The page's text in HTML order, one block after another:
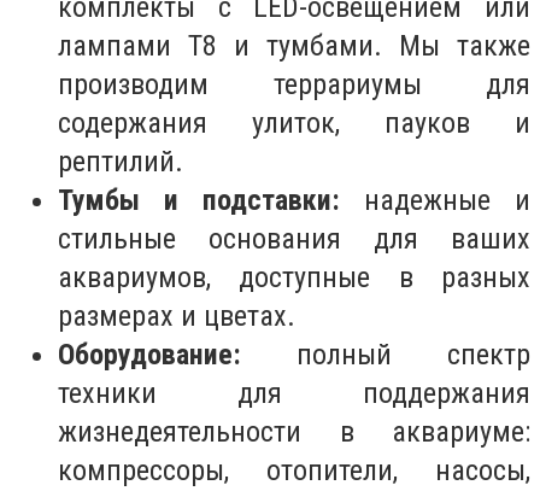
комплекты с LED-освещением или
лампами Т8 и тумбами. Мы также
производим террариумы для
содержания улиток, пауков и
рептилий.
Тумбы и подставки: надежные и
стильные основания для ваших
аквариумов, доступные в разных
размерах и цветах.
Оборудование: полный спектр
техники для поддержания
жизнедеятельности в аквариуме:
компрессоры, отопители, насосы,